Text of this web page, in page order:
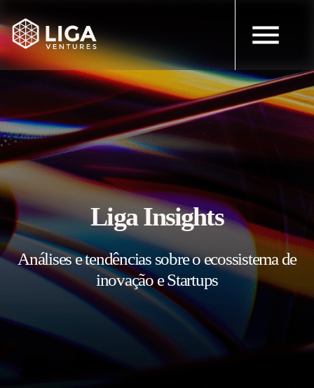
Liga Insights
Análises e tendências sobre o ecossistema de
inovação e Startups